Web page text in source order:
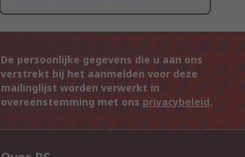
De persoonlijke gegevens die u aan ons
verstrekt bij het aanmelden voor deze
mailinglijst worden verwerkt in
overeenstemming met ons privacybeleid.